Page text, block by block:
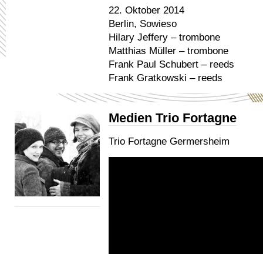
22. Oktober 2014
Berlin, Sowieso
Hilary Jeffery – trombone
Matthias Müller – trombone
Frank Paul Schubert – reeds
Frank Gratkowski – reeds
Medien Trio Fortagne
Trio Fortagne Germersheim